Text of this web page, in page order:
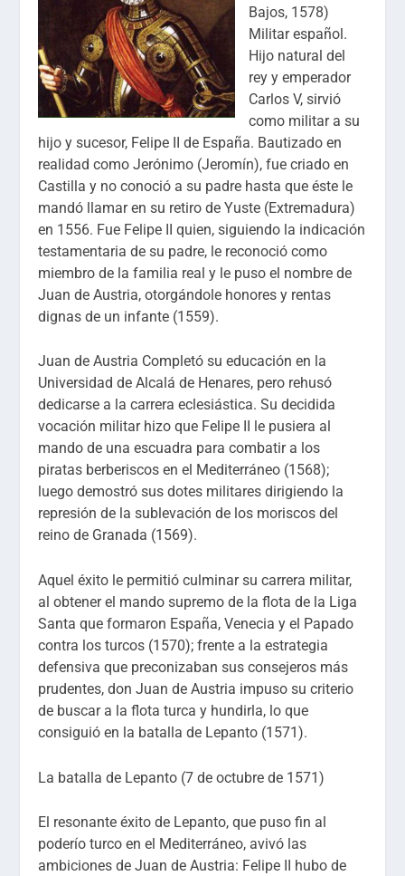
Bajos, 1578)
Militar español.
Hijo natural del
rey y emperador
Carlos V, sirvió
como militar a su
hijo y sucesor, Felipe II de España. Bautizado en
realidad como Jerónimo (Jeromín), fue criado en
Castilla y no conoció a su padre hasta que éste le
mandó llamar en su retiro de Yuste (Extremadura)
en 1556. Fue Felipe II quien, siguiendo la indicación
testamentaria de su padre, le reconoció como
miembro de la familia real y le puso el nombre de
Juan de Austria, otorgándole honores y rentas
dignas de un infante (1559).
Juan de Austria Completó su educación en la
Universidad de Alcalá de Henares, pero rehusó
dedicarse a la carrera eclesiástica. Su decidida
vocación militar hizo que Felipe II le pusiera al
mando de una escuadra para combatir a los
piratas berberiscos en el Mediterráneo (1568);
luego demostró sus dotes militares dirigiendo la
represión de la sublevación de los moriscos del
reino de Granada (1569).
Aquel éxito le permitió culminar su carrera militar,
al obtener el mando supremo de la flota de la Liga
Santa que formaron España, Venecia y el Papado
contra los turcos (1570); frente a la estrategia
defensiva que preconizaban sus consejeros más
prudentes, don Juan de Austria impuso su criterio
de buscar a la flota turca y hundirla, lo que
consiguió en la batalla de Lepanto (1571).
La batalla de Lepanto (7 de octubre de 1571)
El resonante éxito de Lepanto, que puso fin al
poderío turco en el Mediterráneo, avivó las
ambiciones de Juan de Austria: Felipe II hubo de